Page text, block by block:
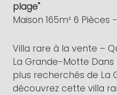
Piscine
plage"
Maison 165m² 6
Villa rare à la vente –
La Grande-Motte Dans
plus recherchés de La
découvrez cette villa